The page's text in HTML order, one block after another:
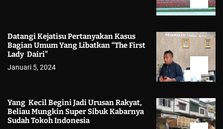
Datangi Kejatisu Pertanyakan Kasus
Bagian Umum Yang Libatkan “The First
Lady Dairi”
Januari 5, 2024
Yang Kecil Begini Jadi Urusan Rakyat,
Beliau Mungkin Super Sibuk Kabarnya
Sudah Tokoh Indonesia